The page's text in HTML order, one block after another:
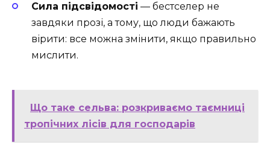
Сила підсвідомості — бестселер не
завдяки прозі, а тому, що люди бажають
вірити: все можна змінити, якщо правильно
мислити.
Що таке сельва: розкриваємо таємниці
тропічних лісів для господарів